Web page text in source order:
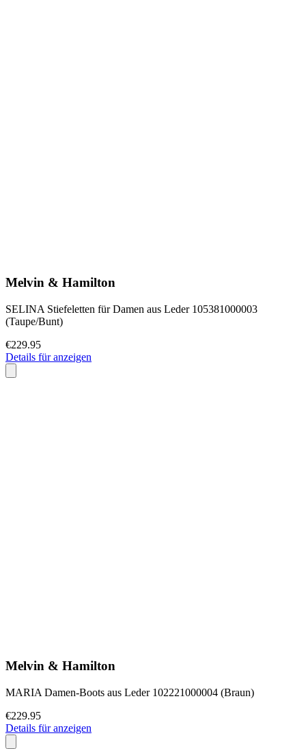
Melvin & Hamilton
SELINA Stiefeletten für Damen aus Leder 105381000003
(Taupe/Bunt)
€229.95
Details für anzeigen
Melvin & Hamilton
MARIA Damen-Boots aus Leder 102221000004 (Braun)
€229.95
Details für anzeigen